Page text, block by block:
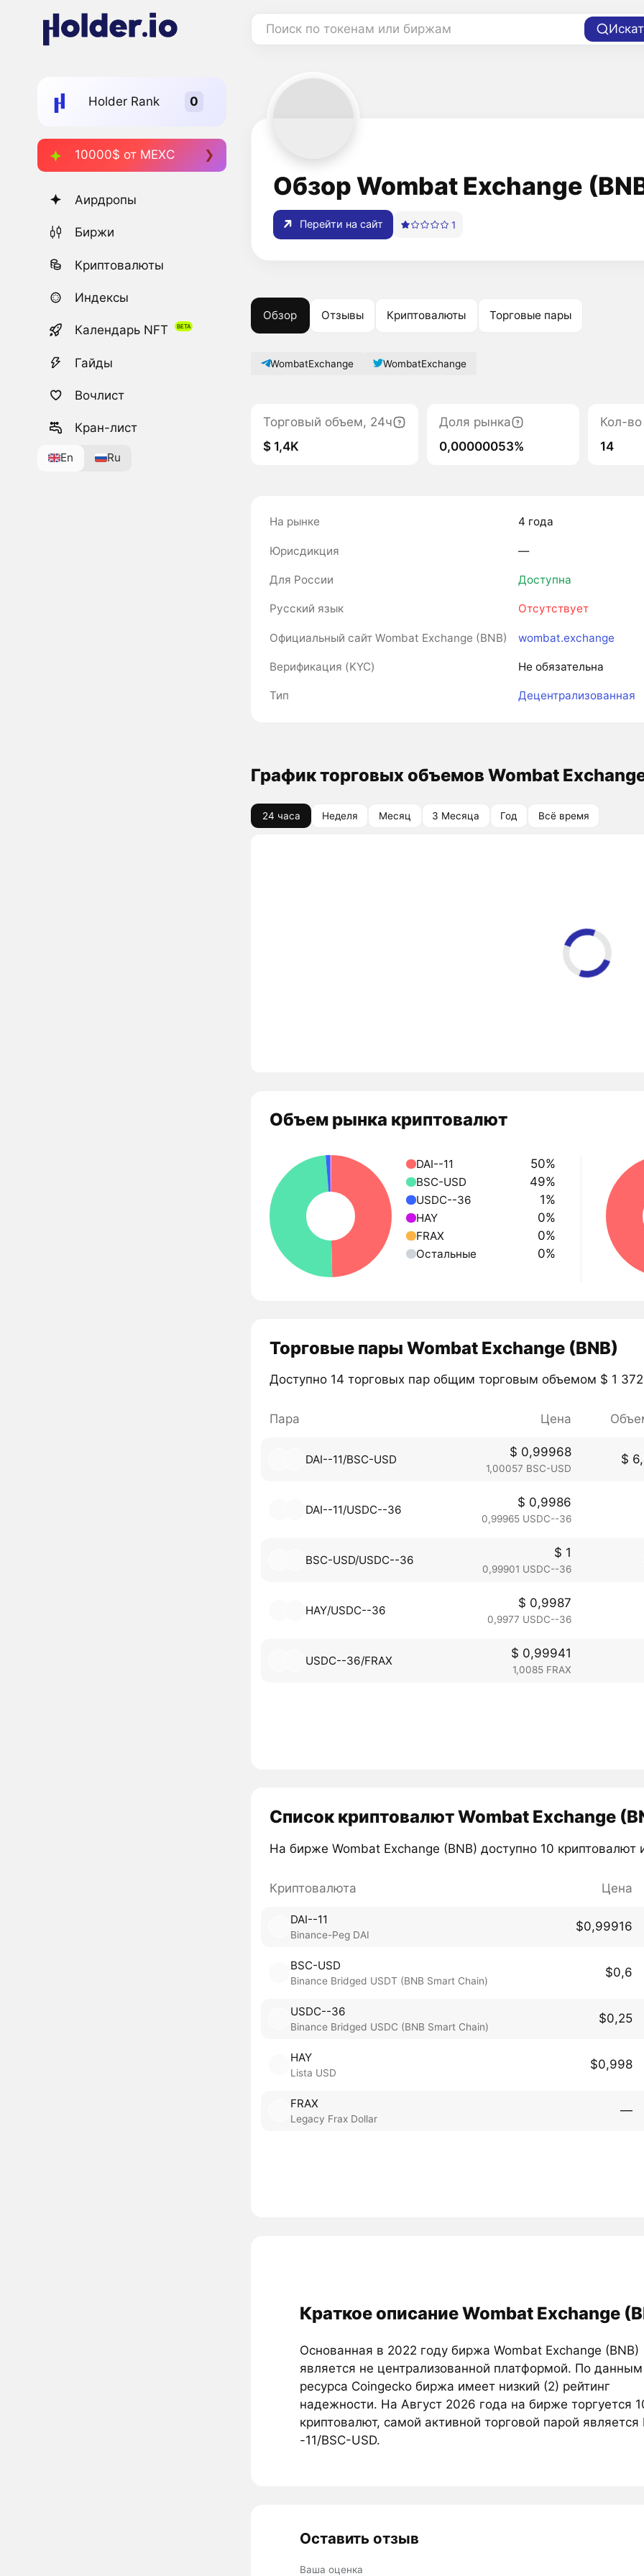
Поиск по токенам или биржам
Holder Rank
10000$ от MEXC
Аирдропы
Биржи
Криптовалюты
Индексы
Календарь NFT
Гайды
Вочлист
Кран-лист
En Ru
Обзор Wombat Exchange
Перейти на сайт 1
Обзор Отзывы Криптовалюты Торговые пары
WombatExchange WombatExchange
Торговый объем, 24ч
$ 1,4K
Доля рынка
0,00000053%
Кол-
14
На рынке 4 года
Юрисдикция ―
Для России Доступна
Русский язык Отсутствует
Официальный сайт Wombat Exchange (BNB) wombat.exchange
Верификация (KYC) Не обязательна
Тип Децентрализованная
График торговых объемов Wombat
24 часа Неделя Месяц 3 Месяца Год Всё время
Объем рынка криптовалют
DAI--11 50%
BSC-USD 49%
USDC--36 1%
HAY 0%
FRAX 0%
Остальные 0%
Торговые пары Wombat Exchange (BNB)
Доступно 14 торговых пар общим торговым объемом $ 1
Пара Цена
DAI--11/BSC-USD $ 0,99968
1,00057 BSC-USD
$
DAI--11/USDC--36 $ 0,9986
0,99965 USDC--36
BSC-USD/USDC--36 $ 1
0,99901 USDC--36
HAY/USDC--36 $ 0,9987
0,9977 USDC--36
USDC--36/FRAX $ 0,99941
1,0085 FRAX
Список криптовалют Wombat Exchange
На бирже Wombat Exchange (BNB) доступно 10 криптовалют
Криптовалюта Цена
DAI--11
Binance-Peg DAI
$0,99916
BSC-USD
Binance Bridged USDT (BNB Smart Chain)
$0,6
USDC--36
Binance Bridged USDC (BNB Smart Chain)
$0,25
HAY
Lista USD
$0,998
FRAX
Legacy Frax Dollar
―
Краткое описание Wombat Exchange
Основанная в 2022 году биржа Wombat Exchange (BNB)
является не централизованной платформой. По данным
ресурса Coingecko биржа имеет низкий (2) рейтинг
надежности. На Август 2026 года на бирже торгуется
криптовалют, самой активной торговой парой является
-11/BSC-USD.
Оставить отзыв
Ваша оценка